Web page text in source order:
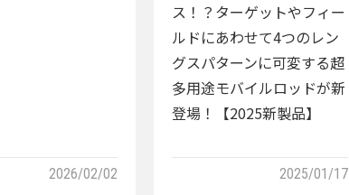
2026/02/02
ス！？ターゲットやフィー
ルドにあわせて4つのレン
グスパターンに可変する超
多用途モバイルロッドが新
登場！【2025新製品】
2025/01/17